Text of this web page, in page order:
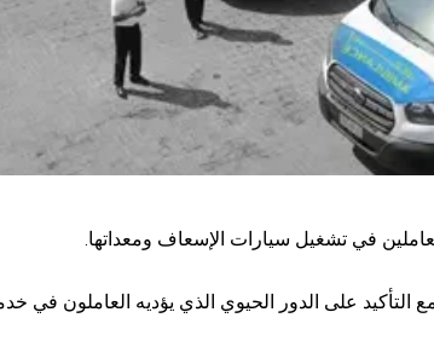
في تشغيل سيارات الإسعاف ومعداتها.
على الدور الحيوي الذي يؤديه العاملون في